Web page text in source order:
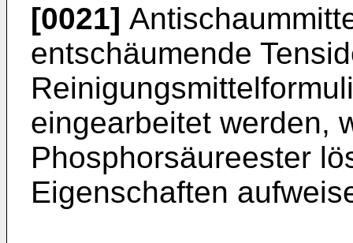
[0021]
entschäumende
eingearbeitet werden,
Phosphorsäureester
Eigenschaften